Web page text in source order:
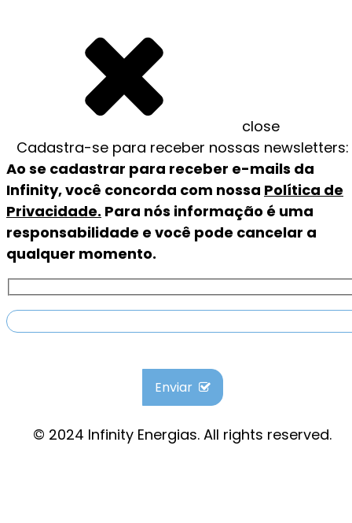
close
Cadastra-se para receber nossas newsletters:
Ao se cadastrar para receber e-mails da
Infinity, você concorda com nossa Política de
Privacidade. Para nós informação é uma
responsabilidade e você pode cancelar a
qualquer momento.
Enviar
© 2024 Infinity Energias. All rights reserved.